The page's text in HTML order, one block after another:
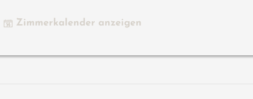
Zimmerkalender anzeigen